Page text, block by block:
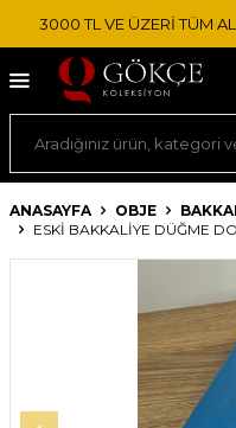
3000 TL VE ÜZERİ TÜM
ANASAYFA OBJE
ESKI BAKKALIYE DÜĞME